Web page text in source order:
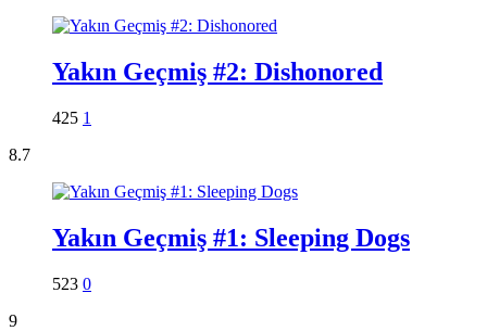
Yakın Geçmiş #2: Dishonored
425 1
8.7
Yakın Geçmiş #1: Sleeping Dogs
523 0
9